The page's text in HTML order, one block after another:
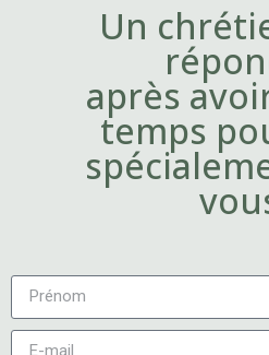
Un
après
temps